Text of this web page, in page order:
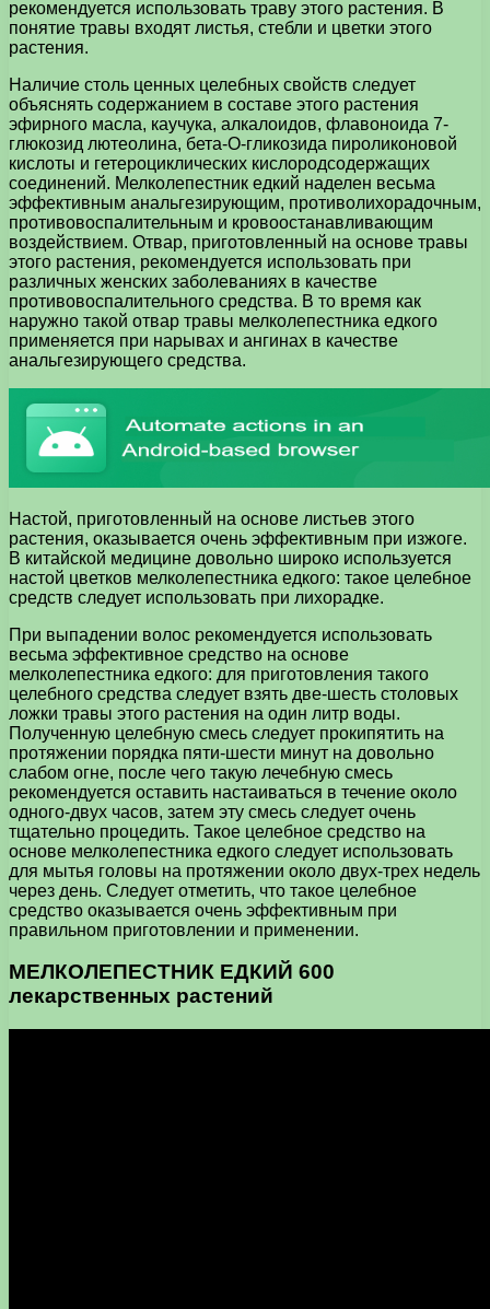
рекомендуется использовать траву этого растения. В
понятие травы входят листья, стебли и цветки этого
растения.
Наличие столь ценных целебных свойств следует
объяснять содержанием в составе этого растения
эфирного масла, каучука, алкалоидов, флавоноида 7-
глюкозид лютеолина, бета-О-гликозида пироликоновой
кислоты и гетероциклических кислородсодержащих
соединений. Мелколепестник едкий наделен весьма
эффективным анальгезирующим, противолихорадочным,
противовоспалительным и кровоостанавливающим
воздействием. Отвар, приготовленный на основе травы
этого растения, рекомендуется использовать при
различных женских заболеваниях в качестве
противовоспалительного средства. В то время как
наружно такой отвар травы мелколепестника едкого
применяется при нарывах и ангинах в качестве
анальгезирующего средства.
Настой, приготовленный на основе листьев этого
растения, оказывается очень эффективным при изжоге.
В китайской медицине довольно широко используется
настой цветков мелколепестника едкого: такое целебное
средств следует использовать при лихорадке.
При выпадении волос рекомендуется использовать
весьма эффективное средство на основе
мелколепестника едкого: для приготовления такого
целебного средства следует взять две-шесть столовых
ложки травы этого растения на один литр воды.
Полученную целебную смесь следует прокипятить на
протяжении порядка пяти-шести минут на довольно
слабом огне, после чего такую лечебную смесь
рекомендуется оставить настаиваться в течение около
одного-двух часов, затем эту смесь следует очень
тщательно процедить. Такое целебное средство на
основе мелколепестника едкого следует использовать
для мытья головы на протяжении около двух-трех недель
через день. Следует отметить, что такое целебное
средство оказывается очень эффективным при
правильном приготовлении и применении.
МЕЛКОЛЕПЕСТНИК ЕДКИЙ 600
лекарственных растений